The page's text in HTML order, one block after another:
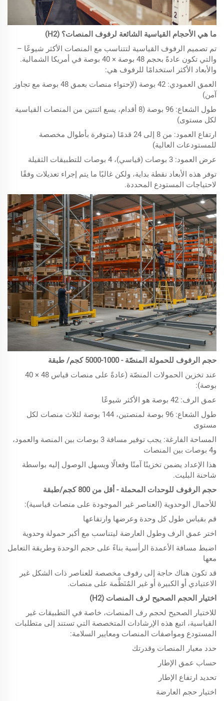
ما هي الأحجام القياسية الشائعة لرفوف المنصات؟ (H2)
تم تصميم الرفوف القياسية لتتناسب مع المنصات الأكثر شيوعًا –
والتي تكون عادةً بحجم 48 بوصة × 40 بوصة في أمريكا الشمالية.
والأبعاد الأكثر استخدامًا للرفوف هي:
العمق العمودي: 42 بوصة (لإحتواء منصات بعمق 48 بوصة مع تجاوز
آمن)
طول الشعاع: 96 بوصة (8 أقدام، يسع اثنتين من المنصات القياسية
لكل مستوى)
ارتفاع العمود: من 8 إلى 24 قدمًا (متوفرة بأطوال مخصصة
للمستودعات العالية)
عرض العمود: 3 بوصات (قياسي)، 4 بوصات للتطبيقات الثقيلة
توفر هذه الأبعاد نقطة بداية، ولكن غالبًا ما يتم إجراء تعديلات وفقًا
لاحتياجات المستودع المحددة.
حجم الرفوف للحمولة المنصّة - 1000-5000 كجم/ طبقة
عند تخزين الحمولات المنصّة (عادةً على منصات قياس 48 × 40
بوصة):
عمق الرف: 42 بوصة هو الأكثر شيوعًا
طول الشعاع: 96 بوصة لمنصتين، 144 بوصة لثلاث منصات لكل
مستوى
المساحة الفارغة: يجب توفير مسافة 3 بوصات بين المنصة والعمود،
و4 بوصات بين المنصات
هذا الإعداد يضمن تخزينًا آمنًا وفعالًا ويسهل الوصول إليه بواسطة
شاحنة البليت.
حجم الرفوف للوحدات المحملة - أقل من 800 كجم/طبقة
للأحمال الوحدوية (العناصر غير الموجودة على منصات قياسية):
قم بقياس طول كل وحدة وعرضها وارتفاعها
اختر عمق الرف وطول العارضة ليتناسب مع أكبر حمولة وحدوية
اضبط مسافة الأعمدة الرأسية بناءً على حجم الوحدة وطريقة التعامل
معها
قد تكون هناك حاجة إلى رفوف مخصصة للعناصر ذات الشكل غير
الاعتيادي أو الكبيرة أو غير المُنَظَّمة على منصات.
اختيار الحجم الصحيح لرف المنصات (H2)
للاختيار الصحيح لحجم رف المنصات، خاصة في التطبيقات غير
القياسية، اتبع هذه الإرشادات المتخصصة التي تستند إلى متطلبات
المستودع ومواصفات المنصات ومعايير السلامة:
حدد معيار المنصات وقدرتك
حساب عمق الإطار
تحديد ارتفاع الإطار
اختيار حجم العارضة